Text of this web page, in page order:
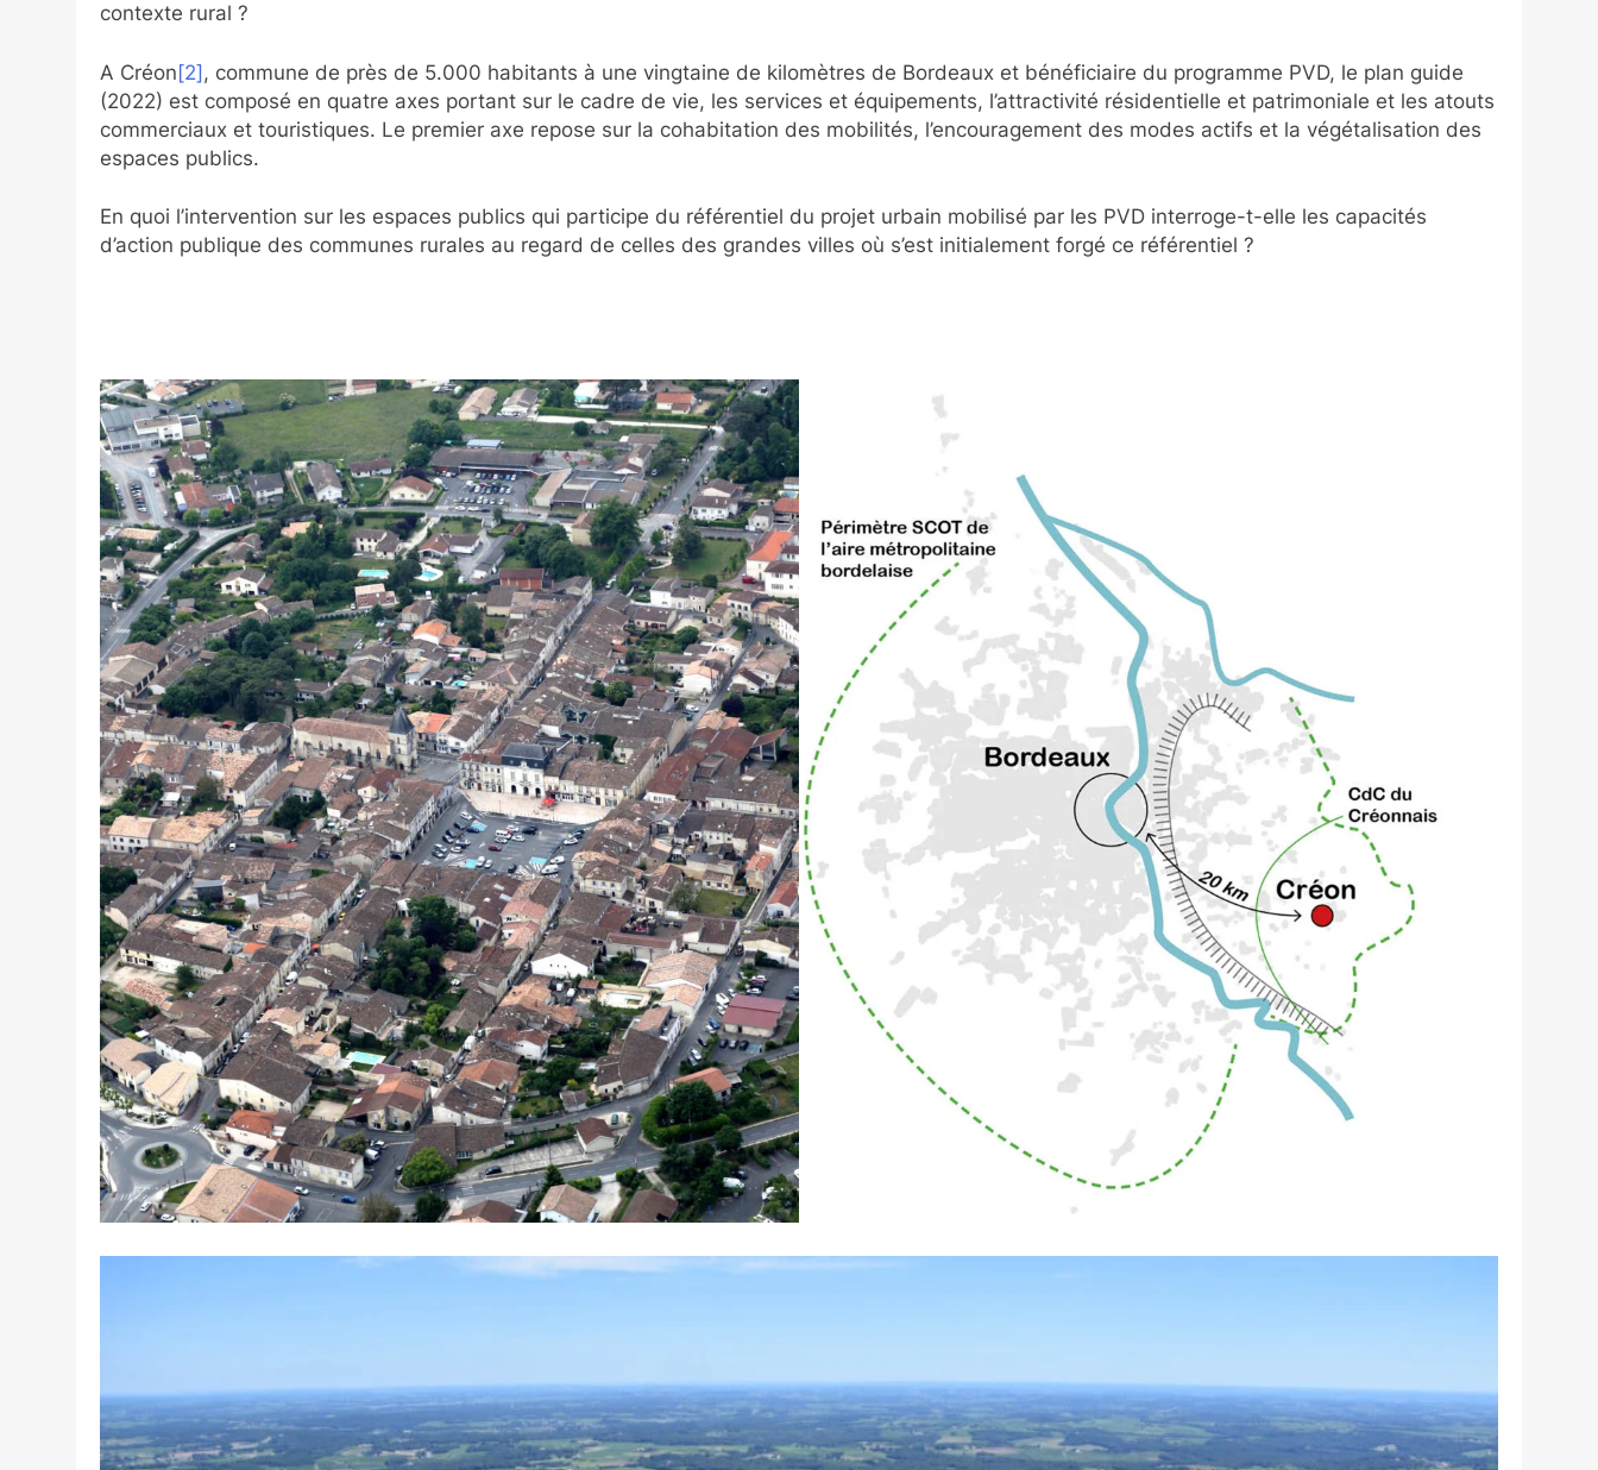
contexte rural ?
A Créon[2], commune de près de 5.000 habitants à une vingtaine de kilomètres de Bordeaux et bénéficiaire du programme PVD, le plan guide
(2022) est composé en quatre axes portant sur le cadre de vie, les services et équipements, l’attractivité résidentielle et patrimoniale et les atouts
commerciaux et touristiques. Le premier axe repose sur la cohabitation des mobilités, l’encouragement des modes actifs et la végétalisation des
espaces publics.
En quoi l’intervention sur les espaces publics qui participe du référentiel du projet urbain mobilisé par les PVD interroge-t-elle les capacités
d’action publique des communes rurales au regard de celles des grandes villes où s’est initialement forgé ce référentiel ?